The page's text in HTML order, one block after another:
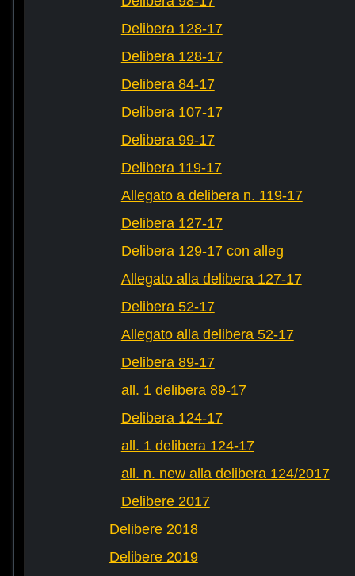
Delibera 128-17
Delibera 128-17
Delibera 84-17
Delibera 107-17
Delibera 99-17
Delibera 119-17
Allegato a delibera n. 119-17
Delibera 127-17
Delibera 129-17 con alleg
Allegato alla delibera 127-17
Delibera 52-17
Allegato alla delibera 52-17
Delibera 89-17
all. 1 delibera 89-17
Delibera 124-17
all. 1 delibera 124-17
all. n. new alla delibera 124/2017
Delibere 2017
Delibere 2018
Delibere 2019